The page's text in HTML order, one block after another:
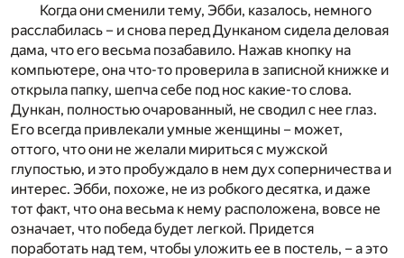
Когда они сменили тему, Эбби, казалось, немного
расслабилась – и снова перед Дунканом сидела деловая
дама, что его весьма позабавило. Нажав кнопку на
компьютере, она что-то проверила в записной книжке и
открыла папку, шепча себе под нос какие-то слова.
Дункан, полностью очарованный, не сводил с нее глаз.
Его всегда привлекали умные женщины – может,
оттого, что они не желали мириться с мужской
глупостью, и это пробуждало в нем дух соперничества и
интерес. Эбби, похоже, не из робкого десятка, и даже
тот факт, что она весьма к нему расположена, вовсе не
означает, что победа будет легкой. Придется
поработать над тем, чтобы уложить ее в постель, – а это